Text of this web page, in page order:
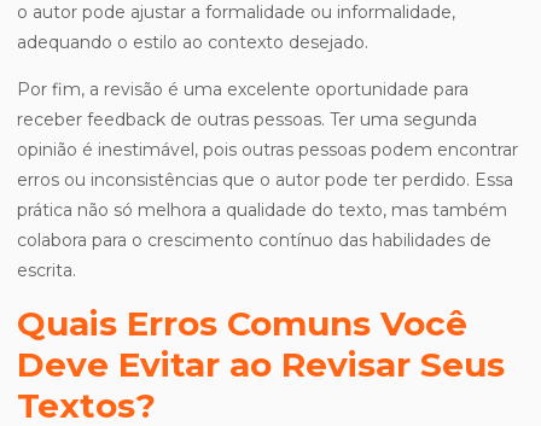
o autor pode ajustar a formalidade ou informalidade,
adequando o estilo ao contexto desejado.
Por fim, a revisão é uma excelente oportunidade para
receber feedback de outras pessoas. Ter uma segunda
opinião é inestimável, pois outras pessoas podem encontrar
erros ou inconsistências que o autor pode ter perdido. Essa
prática não só melhora a qualidade do texto, mas também
colabora para o crescimento contínuo das habilidades de
escrita.
Quais Erros Comuns Você
Deve Evitar ao Revisar Seus
Textos?